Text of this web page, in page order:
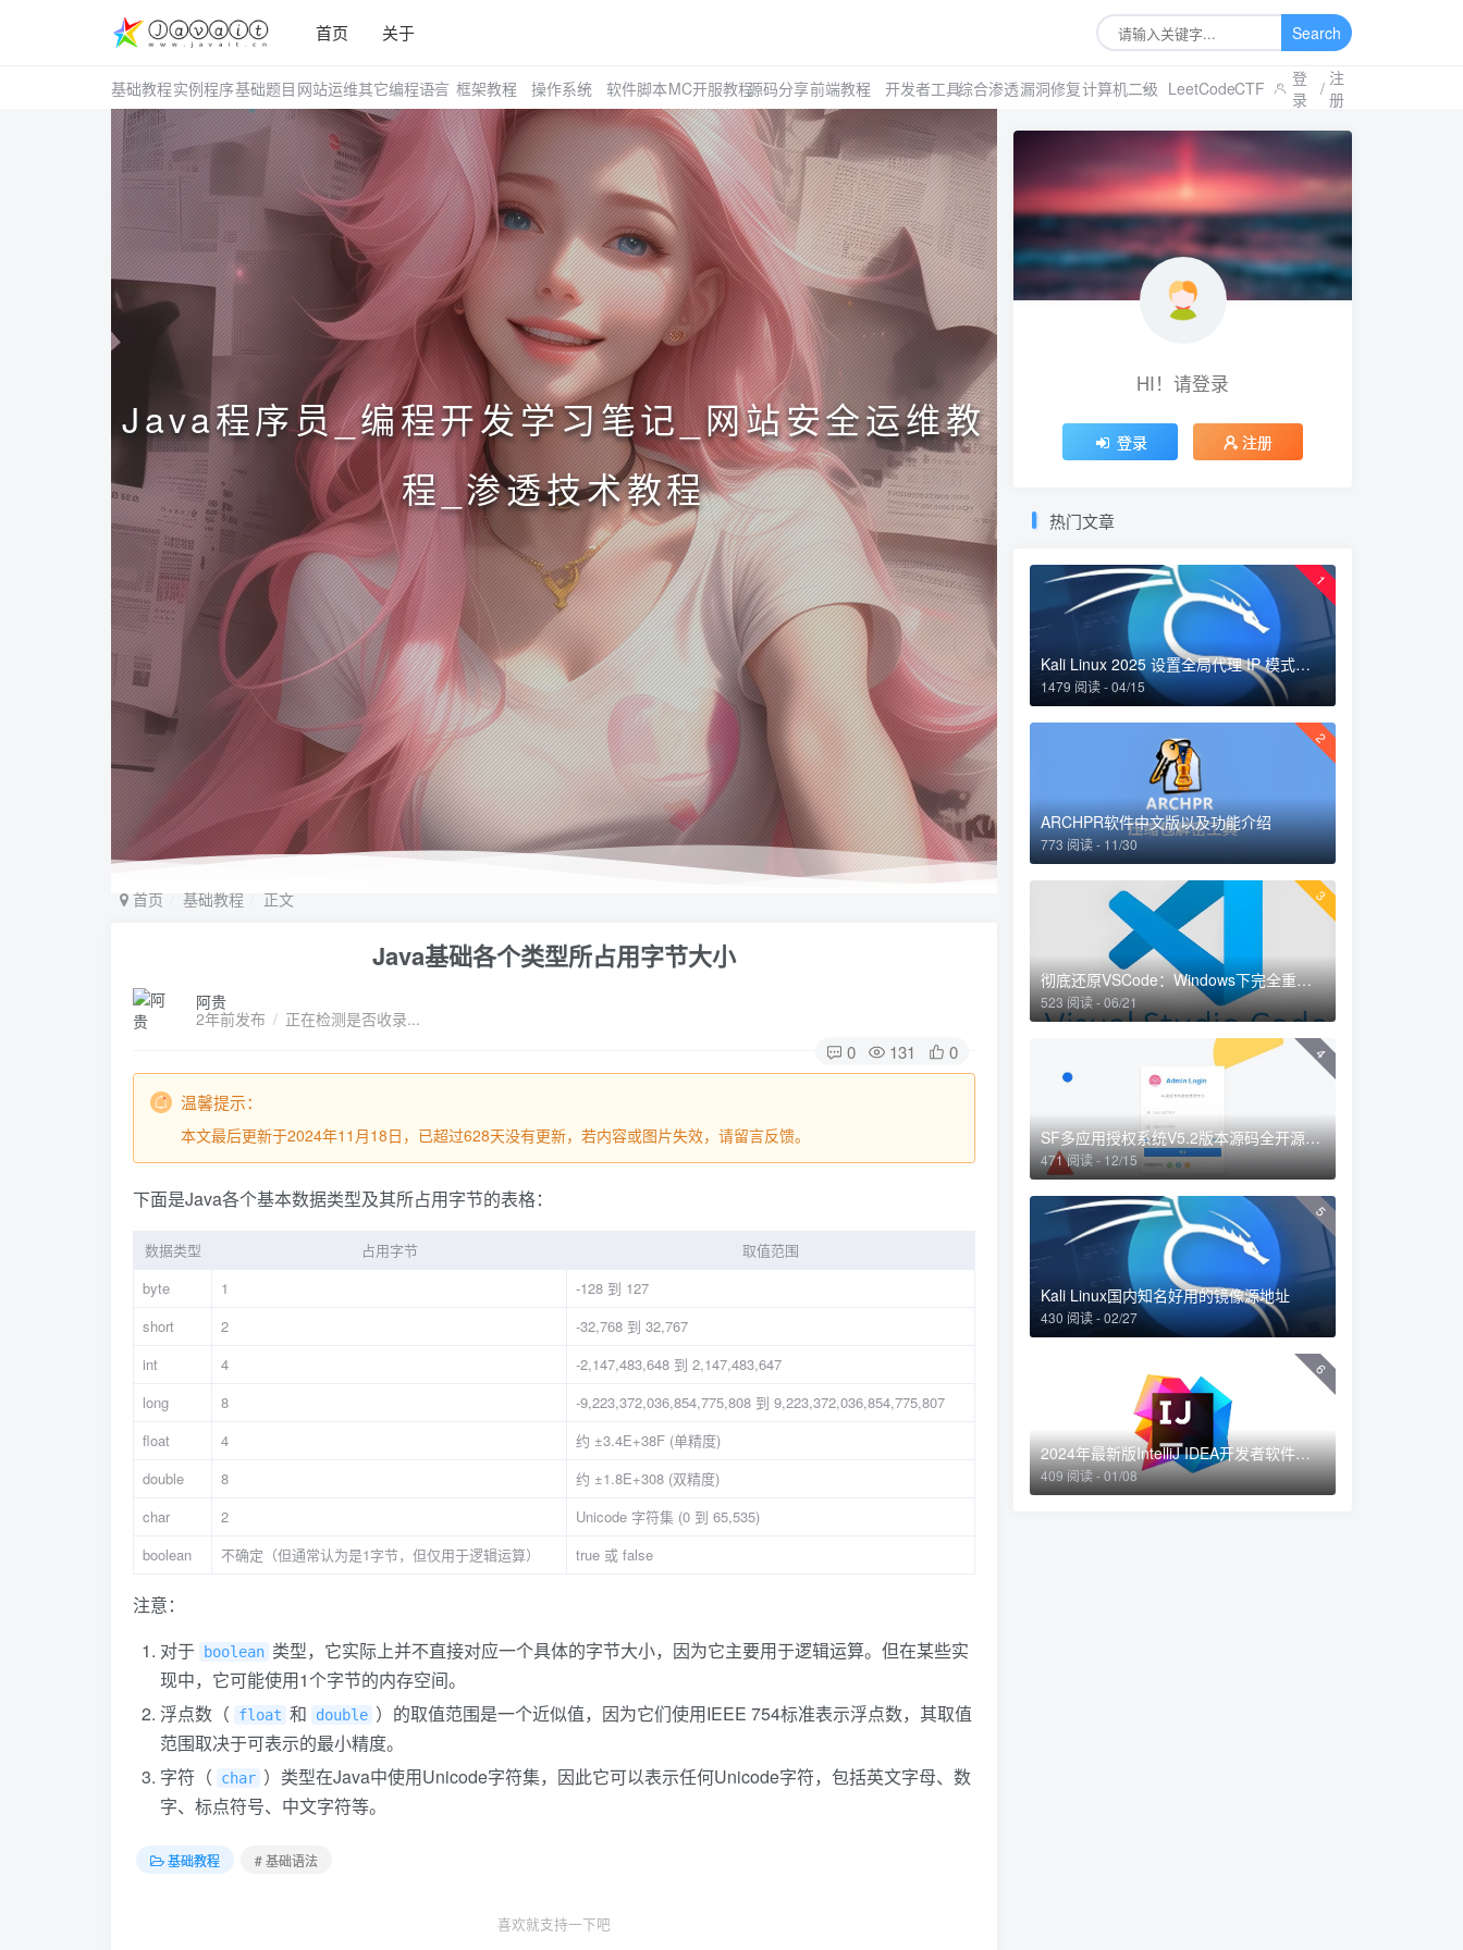
首页 关于 Search
基础教程实例程序基础题目 网站运维其它编程语言 框架教程 操作系统 软件脚本MC开服教程源码分享前端教程 开发者工具综合渗透漏洞修复计算机二级 LeetCodeCTF
登
录
/ 注
册
Java程序员_编程开发学习笔记_网站安全运维教
程_渗透技术教程
首页 基础教程 正文
Java基础各个类型所占用字节大小
阿贵
2年前发布 / 正在检测是否收录...
0 131 0
温馨提示：
本文最后更新于2024年11月18日，已超过628天没有更新，若内容或图片失效，请留言反馈。
下面是Java各个基本数据类型及其所占用字节的表格：
数据类型 占用字节
取值范围
byte
1
-128 到 127
short
2
-32,768 到 32,767
int
4
-2,147,483,648 到 2,147,483,647
long
8
-9,223,372,036,854,775,808 到 9,223,372,036,854,775,807
float
4
约 ±3.4E+38F (单精度)
double
8
约 ±1.8E+308 (双精度)
char
2
Unicode 字符集 (0 到 65,535)
boolean
不确定（但通常认为是1字节，但仅用于逻辑运算） true 或 false
注意：
对于
boolean 类型，它实际上并不直接对应一个具体的字节大小，因为它主要用于逻辑运算。但在某些实
现中，它可能使用1个字节的内存空间。
浮点数（
float 和 double ）的取值范围是一个近似值，因为它们使用IEEE 754标准表示浮点数，其取值
范围取决于可表示的最小精度。
字符（
char ）类型在Java中使用Unicode字符集，因此它可以表示任何Unicode字符，包括英文字母、数
字、标点符号、中文字符等。
基础教程 # 基础语法
喜欢就支持一下吧
HI！请登录
登录 注册
热门文章
1
Kali Linux 2025 设置全局代理 IP 模式：完整指南
1479 阅读 - 04/15
2
ARCHPR软件中文版以及功能介绍
773 阅读 - 11/30
3
彻底还原VSCode：Windows下完全重置VS Code配置的方法
523 阅读 - 06/21
4
SF多应用授权系统V5.2版本源码全开源修复
471 阅读 - 12/15
5
Kali Linux国内知名好用的镜像源地址
430 阅读 - 02/27
6
2024年最新版IntelliJ IDEA开发者软件中文汉化安装使用教程
409 阅读 - 01/08